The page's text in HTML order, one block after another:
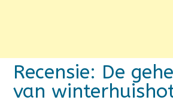
Recensie: De
van